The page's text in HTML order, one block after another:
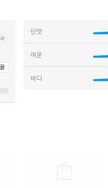
꿀
단맛
여운
바디